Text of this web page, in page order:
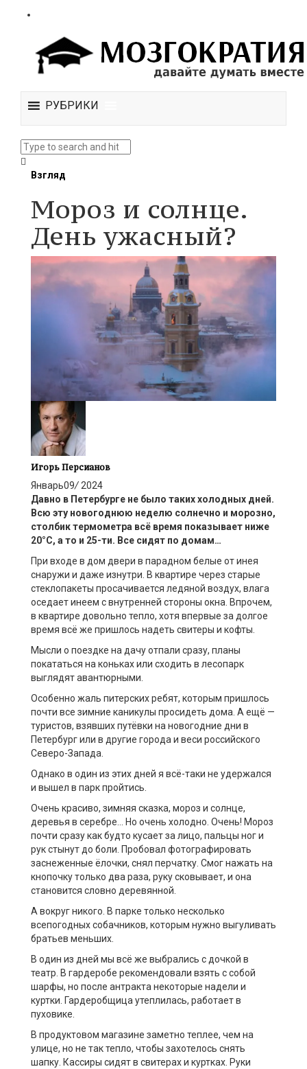
РУБРИКИ
Взгляд
Мороз и солнце.
День ужасный?
Игорь Персианов
Январь09/ 2024
Давно в Петербурге не было таких холодных дней.
Всю эту новогоднюю неделю солнечно и морозно,
столбик термометра всё время показывает ниже
20°С, а то и 25-ти. Все сидят по домам…
При входе в дом двери в парадном белые от инея
снаружи и даже изнутри. В квартире через старые
стеклопакеты просачивается ледяной воздух, влага
оседает инеем с внутренней стороны окна. Впрочем,
в квартире довольно тепло, хотя впервые за долгое
время всё же пришлось надеть свитеры и кофты.
Мысли о поездке на дачу отпали сразу, планы
покататься на коньках или сходить в лесопарк
выглядят авантюрными.
Особенно жаль питерских ребят, которым пришлось
почти все зимние каникулы просидеть дома. А ещё —
туристов, взявших путёвки на новогодние дни в
Петербург или в другие города и веси российского
Северо-Запада.
Однако в один из этих дней я всё-таки не удержался
и вышел в парк пройтись.
Очень красиво, зимняя сказка, мороз и солнце,
деревья в серебре… Но очень холодно. Очень! Мороз
почти сразу как будто кусает за лицо, пальцы ног и
рук стынут до боли. Пробовал фотографировать
заснеженные ёлочки, снял перчатку. Смог нажать на
кнопочку только два раза, руку сковывает, и она
становится словно деревянной.
А вокруг никого. В парке только несколько
всепогодных собачников, которым нужно выгуливать
братьев меньших.
В один из дней мы всё же выбрались с дочкой в
театр. В гардеробе рекомендовали взять с собой
шарфы, но после антракта некоторые надели и
куртки. Гардеробщица утеплилась, работает в
пуховике.
В продуктовом магазине заметно теплее, чем на
улице, но не так тепло, чтобы захотелось снять
шапку. Кассиры сидят в свитерах и куртках. Руки